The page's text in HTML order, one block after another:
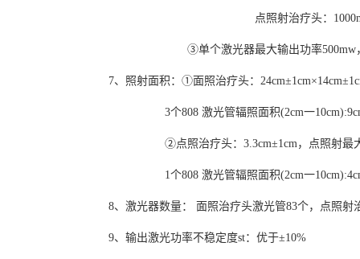
点照射治疗头：
③单个激光器最大输出功率500mw
7、 照射面积：①面照治疗头：24cm±1cm×14cm±1
3个808 激光管辐照面积(2cm一
②点照治疗头：3.3cm±1cm，点照射最
1个808 激光管辐照面积(2cm一
8、激光器数量： 面照治疗头激光管83个，点照射
9、输出激光功率不稳定度st：优于±10%